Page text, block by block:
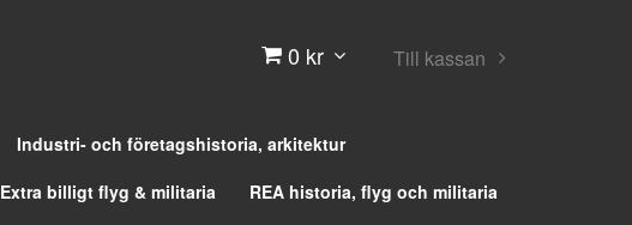
0 kr Till kassan
Industri- och företagshistoria, arkitektur
Extra billigt flyg & militaria
REA historia, flyg och militaria